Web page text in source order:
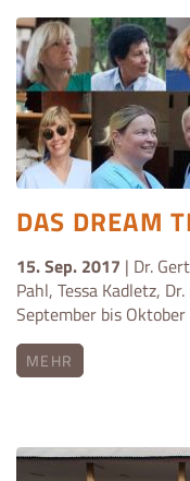
DAS DREAM
15. Sep. 2017 | Dr.
Pahl, Tessa Kadletz,
September bis
MEHR